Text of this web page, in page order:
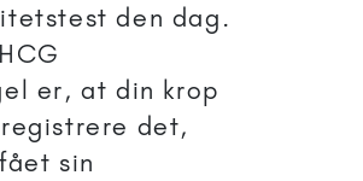
den dag.
er, at din krop
det,
sin